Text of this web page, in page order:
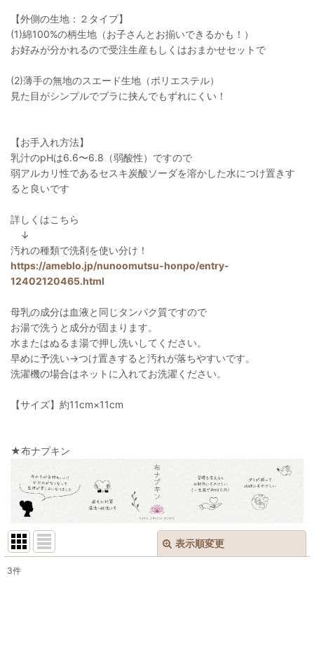
【外側の生地：２タイプ】
(1)綿100%の柄生地（お子さんとお揃いできるかも！）
お好みが分かれるので受注生産もしくはおまかせセットで
(2)薄手の無地のスエード生地（ポリエステル）
見た目がシンプルでブラに挟んでもずれにくい！
【お手入れ方法】
乳汁のpHは6.6〜6.8（弱酸性）ですので
弱アルカリ性であるセスキ炭酸ソーダを溶かした水につけ置きす
ると良いです
詳しくはこちら
↓
汚れの種類で洗剤を使い分け！
https://ameblo.jp/nunoomutsu-honpo/entry-
12402120465.html
母乳の成分は血液と同じタンパク質ですので
お湯で洗うと成分が固まります。
水またはぬるま湯で押し洗いしてください。
早めに予洗い→つけ置きすると汚れが落ちやすいです。
洗濯機の場合はネットに入れてお洗濯ください。
【サイズ】約11cm×11cm
★布ナプキン
表示順変更
3件